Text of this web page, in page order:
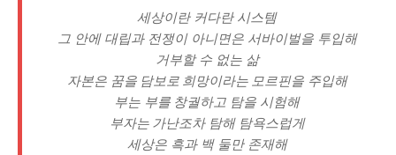
세상이란 커다란 시스템
그 안에 대립과 전쟁이 아니면은 서바이벌을 투입해
거부할 수 없는 삶
자본은 꿈을 담보로 희망이라는 모르핀을 주입해
부는 부를 창궐하고 탐을 시험해
부자는 가난조차 탐해 탐욕스럽게
세상은 흑과 백 둘만 존재해